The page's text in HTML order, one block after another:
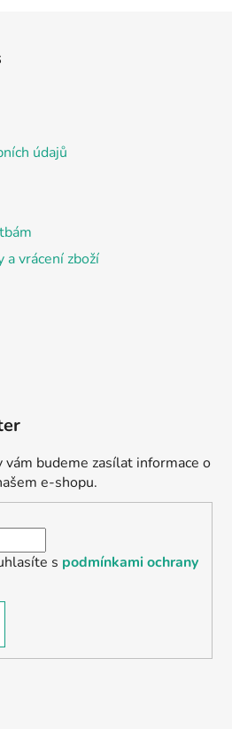
údajů
vrácení zboží
budeme zasílat informace o
e-shopu.
s podmínkami ochrany